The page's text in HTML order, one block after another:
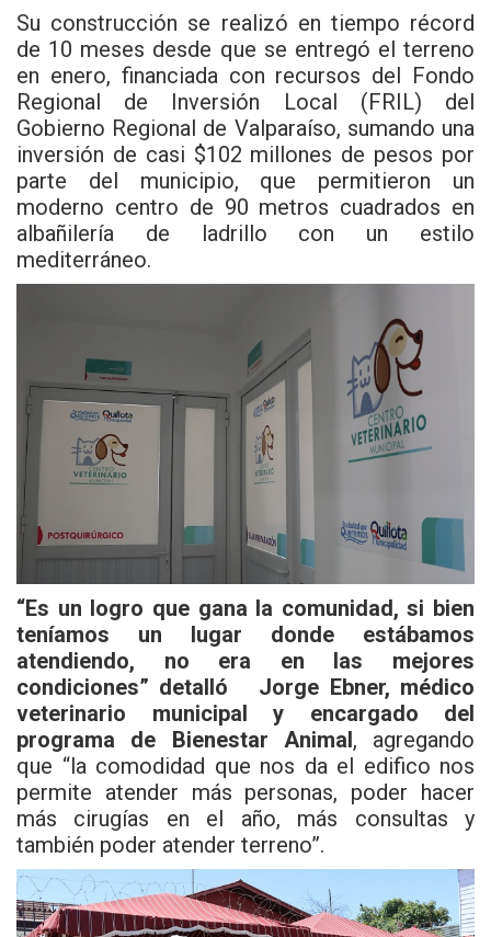
Su construcción se realizó en tiempo récord
de 10 meses desde que se entregó el terreno
en enero, financiada con recursos del Fondo
Regional de Inversión Local (FRIL) del
Gobierno Regional de Valparaíso, sumando una
inversión de casi $102 millones de pesos por
parte del municipio, que permitieron un
moderno centro de 90 metros cuadrados en
albañilería de ladrillo con un estilo
mediterráneo.
“Es un logro que gana la comunidad, si bien
teníamos un lugar donde estábamos
atendiendo, no era en las mejores
condiciones” detalló Jorge Ebner, médico
veterinario municipal y encargado del
programa de Bienestar Animal, agregando
que “la comodidad que nos da el edifico nos
permite atender más personas, poder hacer
más cirugías en el año, más consultas y
también poder atender terreno”.